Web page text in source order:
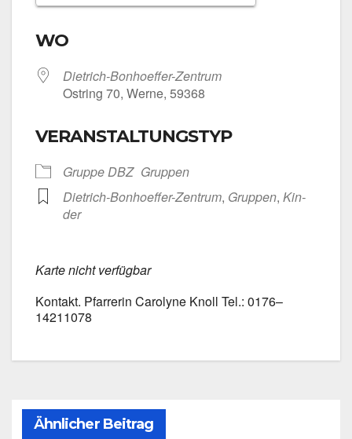
WO
Dietrich-Bonhoeffer-Zentrum
Ost­ring 70, Wer­ne, 59368
VERANSTALTUNGSTYP
Grup­pe DBZ Grup­pen
Dietrich-Bonhoeffer-Zentrum, Grup­pen, Kin­
der
Kar­te nicht ver­füg­bar
Kon­takt. Pfar­re­rin Caro­ly­ne Knoll Tel.: 0176–
14211078
Ähnlicher Beitrag